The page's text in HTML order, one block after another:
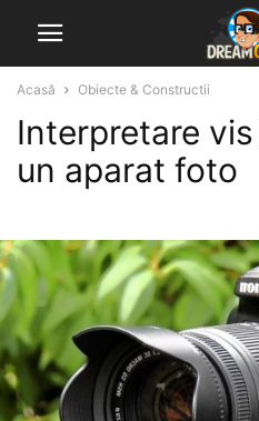
Acasă Obiecte & Constructii
Interpretare
un aparat foto